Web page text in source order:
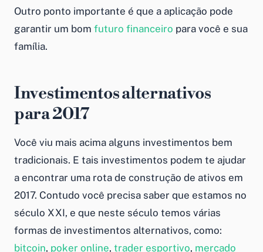
Outro ponto importante é que a aplicação pode
garantir um bom futuro financeiro para você e sua
família.
Investimentos alternativos
para 2017
Você viu mais acima alguns investimentos bem
tradicionais. E tais investimentos podem te ajudar
a encontrar uma rota de construção de ativos em
2017. Contudo você precisa saber que estamos no
século XXI, e que neste século temos várias
formas de investimentos alternativos, como:
bitcoin, poker online, trader esportivo, mercado